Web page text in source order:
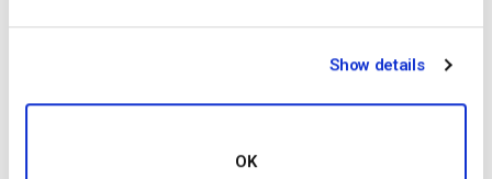
Show details
OK